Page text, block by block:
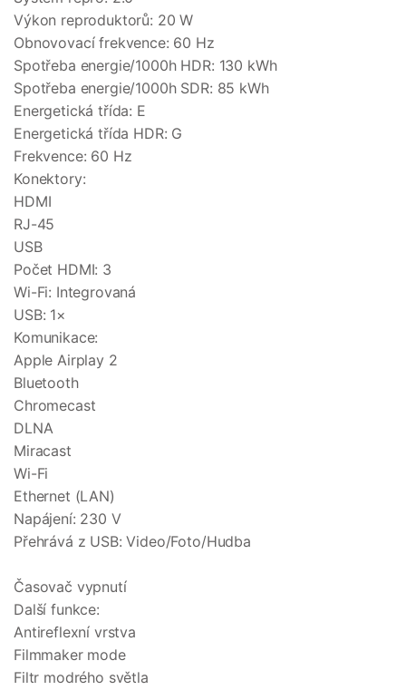
Výkon reproduktorů: 20 W
Obnovovací frekvence: 60 Hz
Spotřeba energie/1000h HDR: 130 kWh
Spotřeba energie/1000h SDR: 85 kWh
Energetická třída: E
Energetická třída HDR: G
Frekvence: 60 Hz
Konektory:
HDMI
RJ-45
USB
Počet HDMI: 3
Wi-Fi: Integrovaná
USB: 1×
Komunikace:
Apple Airplay 2
Bluetooth
Chromecast
DLNA
Miracast
Wi-Fi
Ethernet (LAN)
Napájení: 230 V
Přehrává z USB: Video/Foto/Hudba
Časovač vypnutí
Další funkce:
Antireflexní vrstva
Filmmaker mode
Filtr modrého světla